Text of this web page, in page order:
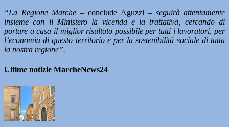
“La Regione Marche – conclude Aguzzi – seguirà attentamente
insieme con il Ministero la vicenda e la trattativa, cercando di
portare a casa il miglior risultato possibile per tutti i lavoratori, per
l’economia di questo territorio e per la sostenibilità sociale di tutta
la nostra regione”.
Ultime notizie MarcheNews24